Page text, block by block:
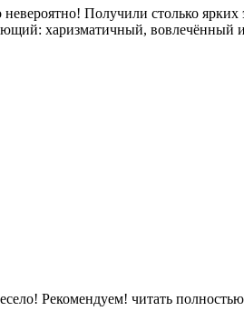
Получили столько
харизматичный, вовлечённый
Рекомендуем! читать полностью